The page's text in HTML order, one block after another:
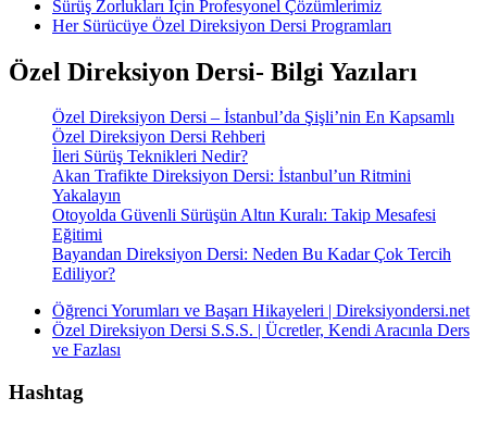
Sürüş Zorlukları İçin Profesyonel Çözümlerimiz
Her Sürücüye Özel Direksiyon Dersi Programları
Özel Direksiyon Dersi- Bilgi Yazıları
Özel Direksiyon Dersi – İstanbul’da Şişli’nin En Kapsamlı
Özel Direksiyon Dersi Rehberi
İleri Sürüş Teknikleri Nedir?
Akan Trafikte Direksiyon Dersi: İstanbul’un Ritmini
Yakalayın
Otoyolda Güvenli Sürüşün Altın Kuralı: Takip Mesafesi
Eğitimi
Bayandan Direksiyon Dersi: Neden Bu Kadar Çok Tercih
Ediliyor?
Öğrenci Yorumları ve Başarı Hikayeleri | Direksiyondersi.net
Özel Direksiyon Dersi S.S.S. | Ücretler, Kendi Aracınla Ders
ve Fazlası
Hashtag